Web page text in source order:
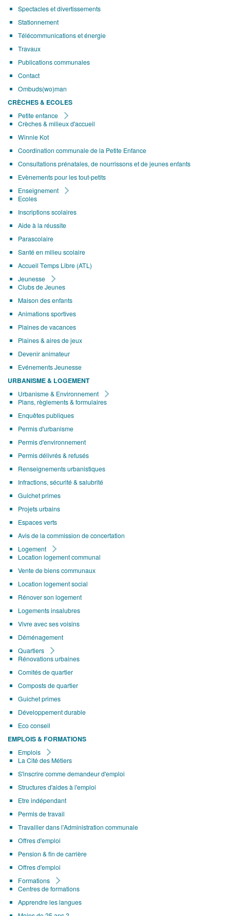
Spectacles et divertissements
Stationnement
Télécommunications et énergie
Travaux
Publications communales
Contact
Ombuds(wo)man
CRÈCHES & ECOLES
Petite enfance
Crèches & milieux d'accueil
Winnie Kot
Coordination communale de la Petite Enfance
Consultations prénatales, de nourrissons et de jeunes enfants
Evènements pour les tout-petits
Enseignement
Ecoles
Inscriptions scolaires
Aide à la réussite
Parascolaire
Santé en milieu scolaire
Accueil Temps Libre (ATL)
Jeunesse
Clubs de Jeunes
Maison des enfants
Animations sportives
Plaines de vacances
Plaines & aires de jeux
Devenir animateur
Evénements Jeunesse
URBANISME & LOGEMENT
Urbanisme & Environnement
Plans, règlements & formulaires
Enquêtes publiques
Permis d'urbanisme
Permis d'environnement
Permis délivrés & refusés
Renseignements urbanistiques
Infractions, sécurité & salubrité
Guichet primes
Projets urbains
Espaces verts
Avis de la commission de concertation
Logement
Location logement communal
Vente de biens communaux
Location logement social
Rénover son logement
Logements insalubres
Vivre avec ses voisins
Déménagement
Quartiers
Rénovations urbaines
Comités de quartier
Composts de quartier
Guichet primes
Développement durable
Eco conseil
EMPLOIS & FORMATIONS
Emplois
La Cité des Métiers
S'inscrire comme demandeur d'emploi
Structures d'aides à l'emploi
Etre indépendant
Permis de travail
Travailler dans l'Administration communale
Offres d'emploi
Pension & fin de carrière
Offres d'emploi
Formations
Centres de formations
Apprendre les langues